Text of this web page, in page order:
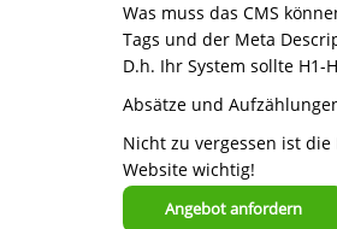
Was muss das CMS
Tags und der Meta
D.h. Ihr System sollte
Absätze und
Nicht zu vergessen ist
Website wichtig!
Angebot anfordern